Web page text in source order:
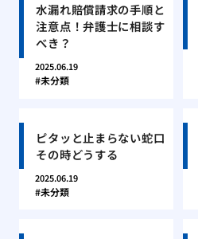
水漏れ賠償請求の手順と
注意点！弁護士に相談す
べき？
2025.06.19
未分類
ピタッと止まらない蛇口
その時どうする
2025.06.19
未分類